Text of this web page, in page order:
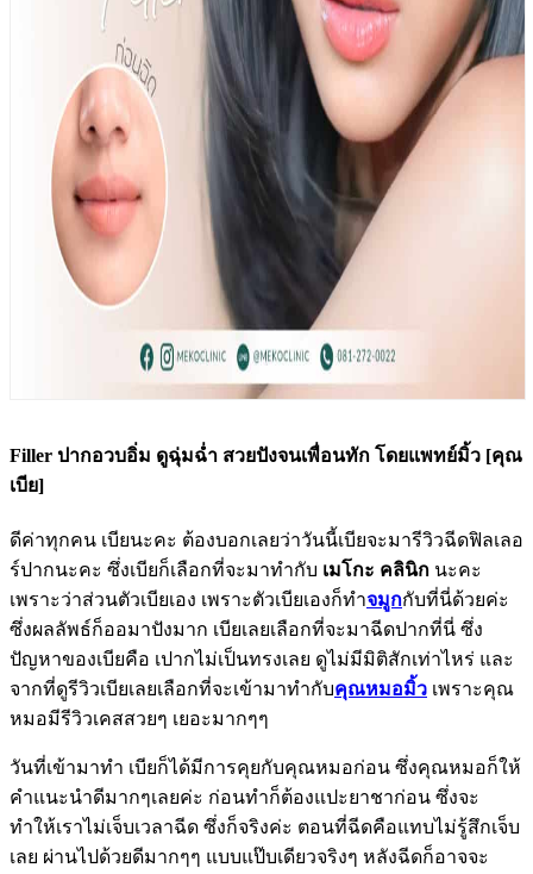
Filler ปากอวบอิ่ม ดูฉุ่มฉ่ำ สวยปังจนเพื่อนทัก โดยแพทย์มิ้ว [คุณ
เบีย]
ดีค่าทุกคน เบียนะคะ ต้องบอกเลยว่าวันนี้เบียจะมารีวิวฉีดฟิลเลอ
ร์ปากนะคะ ซึ่งเบียก็เลือกที่จะมาทำกับ เมโกะ คลินิก นะคะ
เพราะว่าส่วนตัวเบียเอง เพราะตัวเบียเองก็ทำจมูกกับที่นี่ด้วยค่ะ
ซึ่งผลลัพธ์ก็ออมาปังมาก เบียเลยเลือกที่จะมาฉีดปากที่นี่ ซึ่ง
ปัญหาของเบียคือ เปากไม่เป็นทรงเลย ดูไม่มีมิติสักเท่าไหร่ และ
จากที่ดูรีวิวเบียเลยเลือกที่จะเข้ามาทำกับคุณหมอมิ้ว เพราะคุณ
หมอมีรีวิวเคสสวยๆ เยอะมากๆๆ
วันที่เข้ามาทำ เบียก็ได้มีการคุยกับคุณหมอก่อน ซึ่งคุณหมอก็ให้
คำแนะนำดีมากๆเลยค่ะ ก่อนทำก็ต้องแปะยาชาก่อน ซึ่งจะ
ทำให้เราไม่เจ็บเวลาฉีด ซึ่งก็จริงค่ะ ตอนที่ฉีดคือแทบไม่รู้สึกเจ็บ
เลย ผ่านไปด้วยดีมากๆๆ แบบแป๊บเดียวจริงๆ หลังฉีดก็อาจจะ